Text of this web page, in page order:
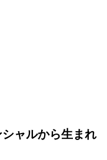
ャルから生まれ